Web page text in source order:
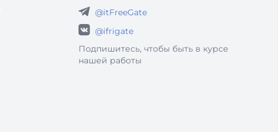
@itFreeGate
@ifrigate
Подпишитесь, чтобы быть в курсе
нашей работы